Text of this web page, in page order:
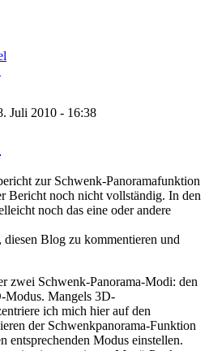
Juli 2010 - 16:38
zur Schwenk-Panoramafunktion
Bericht noch nicht vollständig. In den
noch das eine oder andere
Blog zu kommentieren und
zwei Schwenk-Panorama-Modi: den
Modus. Mangels 3D-
ich mich hier auf den
der Schwenkpanorama-Funktion
entsprechenden Modus einstellen.